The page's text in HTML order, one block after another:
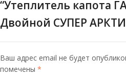
“Утеплитель капота
Двойной СУПЕР
Ваш адрес email не будет
помечены *